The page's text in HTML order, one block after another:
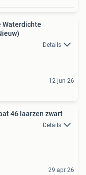
Waterdichte
Details
12 jun 26
46 laarzen zwart
Details
29 apr 26